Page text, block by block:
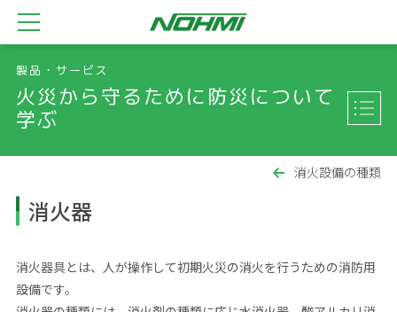
製品・サービス
火災から守るために防災について
学ぶ
消火設備の種類
消火器
消火器具とは、人が操作して初期火災の消火を行うための消防用
設備です。